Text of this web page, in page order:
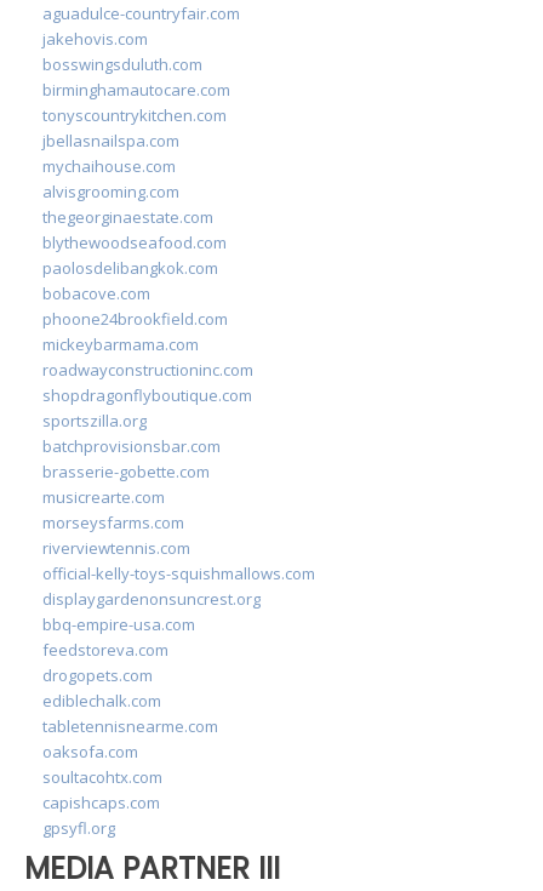
aguadulce-countryfair.com
jakehovis.com
bosswingsduluth.com
birminghamautocare.com
tonyscountrykitchen.com
jbellasnailspa.com
mychaihouse.com
alvisgrooming.com
thegeorginaestate.com
blythewoodseafood.com
paolosdelibangkok.com
bobacove.com
phoone24brookfield.com
mickeybarmama.com
roadwayconstructioninc.com
shopdragonflyboutique.com
sportszilla.org
batchprovisionsbar.com
brasserie-gobette.com
musicrearte.com
morseysfarms.com
riverviewtennis.com
official-kelly-toys-squishmallows.com
displaygardenonsuncrest.org
bbq-empire-usa.com
feedstoreva.com
drogopets.com
ediblechalk.com
tabletennisnearme.com
oaksofa.com
soultacohtx.com
capishcaps.com
gpsyfl.org
MEDIA PARTNER III